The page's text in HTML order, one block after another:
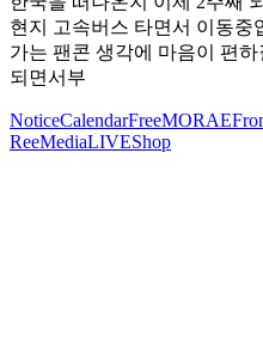
현지 고속버스 타면서 이동중
가는 팬콘 생각에 마음이 편
되면서부
NoticeCalendarFreeMORAE
ReeMediaLIVEShop